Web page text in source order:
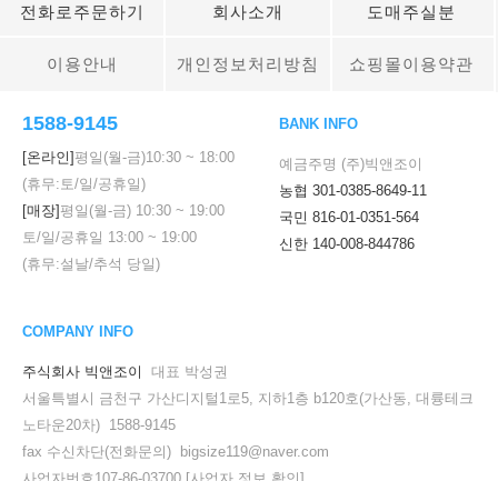
전화로주문하기 회사소개 도매주실분
이용안내 개인정보처리방침 쇼핑몰이용약관
1588-9145
[온라인]평일(월-금)10:30 ~ 18:00
(휴무:토/일/공휴일)
[매장]평일(월-금) 10:30 ~ 19:00
토/일/공휴일 13:00 ~ 19:00
(휴무:설날/추석 당일)
BANK INFO
예금주명 (주)빅앤조이
농협 301-0385-8649-11
국민 816-01-0351-564
신한 140-008-844786
COMPANY INFO
주식회사 빅앤조이
대표 박성권
서울특별시 금천구 가산디지털1로5, 지하1층 b120호(가산동, 대륭테크
노타운20차) 1588-9145
fax 수신차단(전화문의) bigsize119@naver.com